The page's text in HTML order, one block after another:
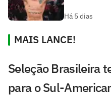
Há 5 dias
MAIS LANCE!
Seleção Brasileira
para o Sul-